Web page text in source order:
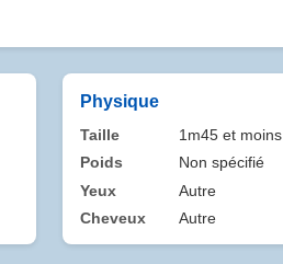
Physique
Taille
1m45 et moins
Poids
Non spécifié
Yeux
Autre
Cheveux
Autre